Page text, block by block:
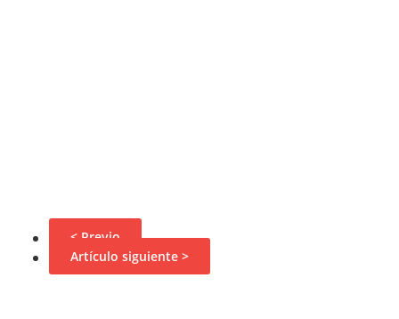
< Previo
Artículo siguiente >